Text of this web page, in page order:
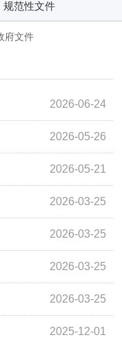
规范性文件
府文件
2026-06-24
2026-05-26
2026-05-21
2026-03-25
2026-03-25
2026-03-25
2026-03-25
2025-12-01